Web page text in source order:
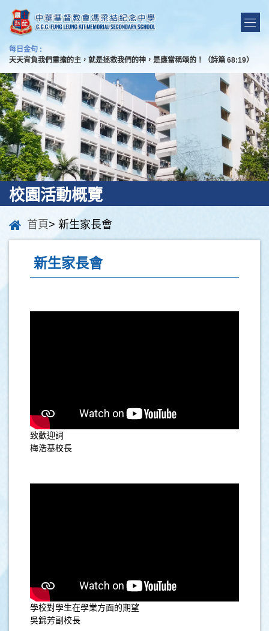
每日金句 :
天天背負我們重擔的主，就是拯救我們的神，是應當稱頌的！（詩篇 68:19）
校園活動概覽
首頁> 新生家長會
新生家長會
致歡迎詞
梅浩基校長
學校對學生在學業方面的期望
吳錦芳副校長